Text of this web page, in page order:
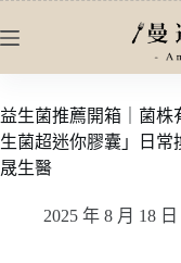
至
內
容
益生菌推薦開箱｜菌株
生菌超迷你膠囊」日常
晟生醫
2025 年 8 月 18 日